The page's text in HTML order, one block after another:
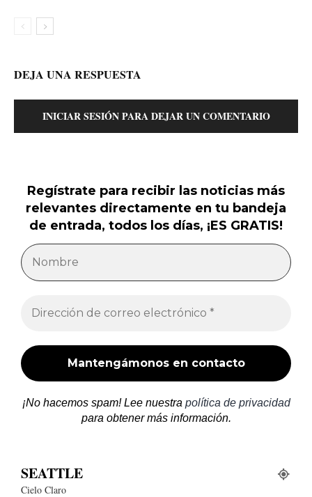
DEJA UNA RESPUESTA
INICIAR SESIÓN PARA DEJAR UN COMENTARIO
Regístrate para recibir las noticias más
relevantes directamente en tu bandeja
de entrada, todos los días, ¡ES GRATIS!
¡No hacemos spam! Lee nuestra política de privacidad
para obtener más información.
SEATTLE
Cielo Claro